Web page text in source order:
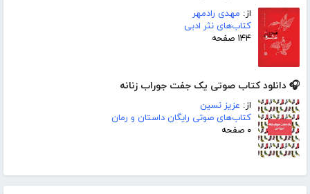
از: مهدی رادمهر
کتاب‌های نثر ادبی
۱۴۴ صفحه
🎧 دانلود کتاب صوتی یک جفت جوراب زنانه
از: عزیز نسین
کتاب‌های صوتی رایگان داستان و رمان
۰ صفحه